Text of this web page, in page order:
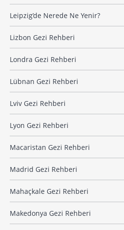
Leipzig’de Nerede Ne Yenir?
Lizbon Gezi Rehberi
Londra Gezi Rehberi
Lübnan Gezi Rehberi
Lviv Gezi Rehberi
Lyon Gezi Rehberi
Macaristan Gezi Rehberi
Madrid Gezi Rehberi
Mahaçkale Gezi Rehberi
Makedonya Gezi Rehberi